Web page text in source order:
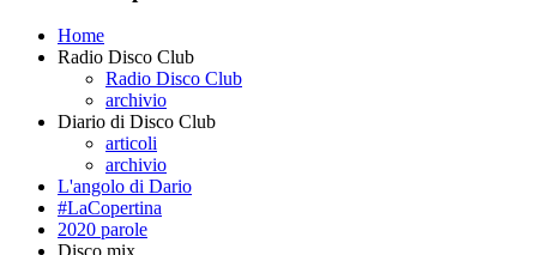
Home
Radio Disco Club
Radio Disco Club
archivio
Diario di Disco Club
articoli
archivio
L'angolo di Dario
#LaCopertina
2020 parole